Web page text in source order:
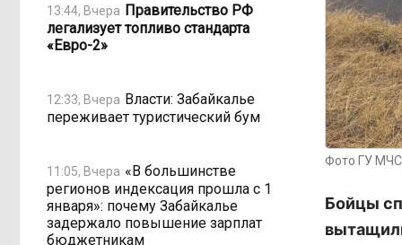
13:44, Вчера Правительство РФ
легализует топливо стандарта
«Евро-2»
12:33, Вчера Власти: Забайкалье
переживает туристический бум
11:05, Вчера «В большинстве
регионов индексация прошла с 1
января»: почему Забайкалье
задержало повышение зарплат
бюджетникам
Фото ГУ МЧС
Бойцы